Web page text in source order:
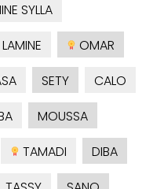
SYLLA
LAMINE
OMAR
SETY
CALO
MOUSSA
TAMADI
DIBA